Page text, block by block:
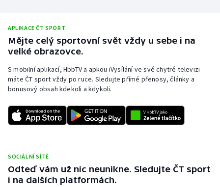
APLIKACE ČT SPORT
Mějte celý sportovní svět vždy u sebe i na
velké obrazovce.
S mobilní aplikací, HbbTV a apkou iVysílání ve své chytré televizi
máte ČT sport vždy po ruce. Sledujte přímé přenosy, články a
bonusový obsah kdekoli a kdykoli.
SOCIÁLNÍ SÍTĚ
Odteď vám už nic neunikne. Sledujte ČT sport
i na dalších platformách.